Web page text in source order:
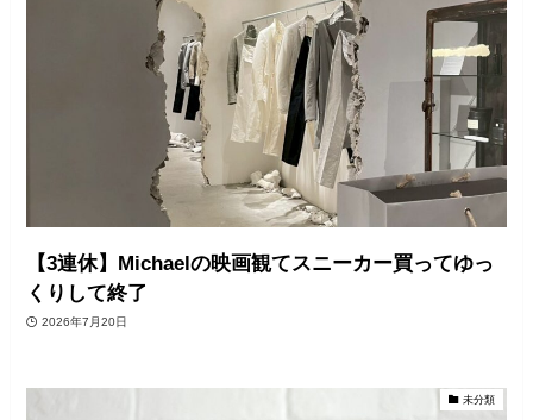
【3連休】Michaelの映画観てスニーカー買ってゆっ
くりして終了
2026年7月20日
未分類